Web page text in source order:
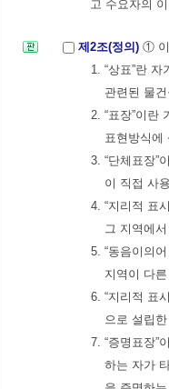
고 수요자의
제2조(정의) ① 이
1. “상표”란
관련된 물
2. “표장”이란
표현방식에
3. “단체표장”
이 직접 사
4. “지리적 표
그 지역에
5. “동음이의
지역이 다
6. “지리적 표
으로 설립
7. “증명표장”
하는 자가